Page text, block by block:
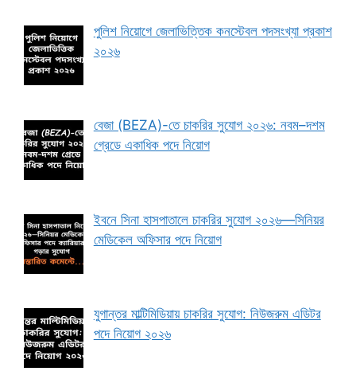
পুলিশ নিয়োগে জেলাভিত্তিক কনস্টেবল পদসংখ্যা প্রকাশ
২০২৬
বেজা (BEZA)-তে চাকরির সুযোগ ২০২৬: নবম–দশম
গ্রেডে একাধিক পদে নিয়োগ
ইবনে সিনা হাসপাতালে চাকরির সুযোগ ২০২৬—সিনিয়র
মেডিকেল অফিসার পদে নিয়োগ
যুগান্তর মাল্টিমিডিয়ায় চাকরির সুযোগ: নিউজরুম এডিটর
পদে নিয়োগ ২০২৬